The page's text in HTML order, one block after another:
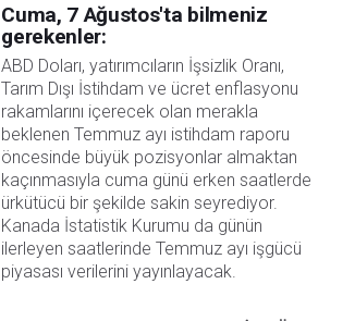
Cuma, 7 Ağustos'ta bilmeniz
gerekenler:
ABD Doları, yatırımcıların İşsizlik Oranı,
Tarım Dışı İstihdam ve ücret enflasyonu
rakamlarını içerecek olan merakla
beklenen Temmuz ayı istihdam raporu
öncesinde büyük pozisyonlar almaktan
kaçınmasıyla cuma günü erken saatlerde
ürkütücü bir şekilde sakin seyrediyor.
Kanada İstatistik Kurumu da günün
ilerleyen saatlerinde Temmuz ayı işgücü
piyasası verilerini yayınlayacak.